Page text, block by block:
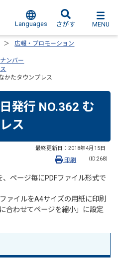
Languages さがす MENU
広報・プロモーション
ンバー
かたタウンプレス
発行 NO.362 む
ス
最終更新日： 2018年4月15日
（ID:268）
印刷
ページ毎にPDFファイル形式で
ァイルをA4サイズの用紙に印刷
合わせてページを縮小」に設定